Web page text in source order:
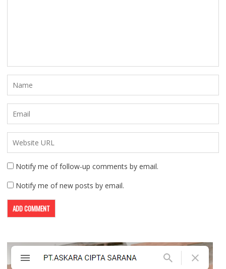
Notify me of follow-up comments by email.
Notify me of new posts by email.